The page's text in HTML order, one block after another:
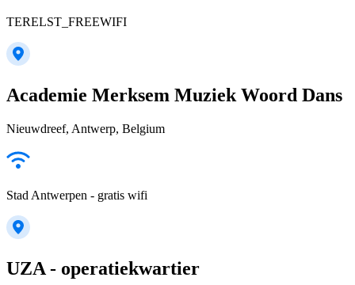
TERELST_FREEWIFI
Academie Merksem Muziek Woord Dans
Nieuwdreef, Antwerp, Belgium
Stad Antwerpen - gratis wifi
UZA - operatiekwartier